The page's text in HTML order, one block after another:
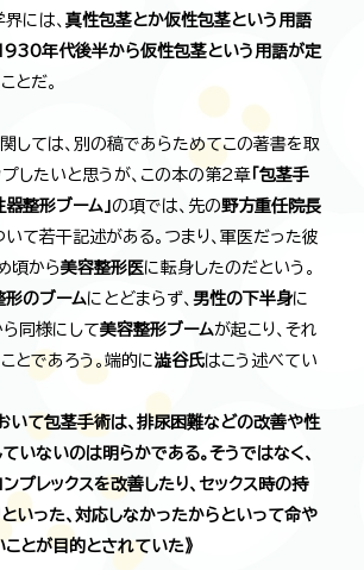
には、 真性包茎とか仮性包茎という用語
年代後半から仮性包茎という用語が定
とだ。
しては、別の稿であらためてこの著書を取
プしたいと思うが、この本の第2章「包茎手
器整形ブーム」 の項では、先の野方重任院長
いて若干記述がある。つまり、軍医だった彼
頃から美容整形医に転身したのだという。
形のブームにとどまらず、 男性の下半身に
同様にして美容整形ブームが起こり、それ
とであろう。端的に澁谷氏はこう述べてい
いて包茎手術は、排尿困難などの改善や性
いないのは明らかである。そうではなく、
プレックスを改善したり、セックス時の持
いった、対応しなかったからといって命や
とが目的とされていた》